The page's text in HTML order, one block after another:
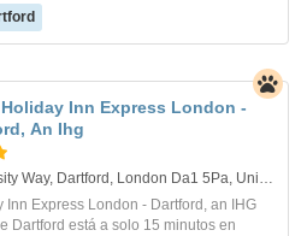
Inn Express London -
An Ihg
University Way, Dartford, London Da1 5Pa, United Kingdom. Londres
Inn Express London - Dartford, an IHG
Dartford está a solo 15 minutos en